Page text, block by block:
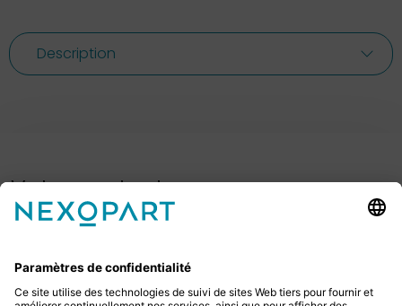
Description
Votre contact avec nous.
Avez-vous des questions ? Alors sil vous plaît
+49 2522 59084 0
sales@nexopart.com